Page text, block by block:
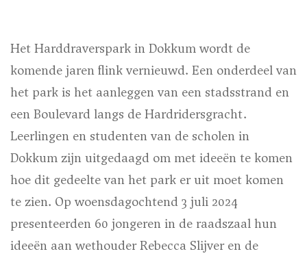
Het Harddraverspark in Dokkum wordt de
komende jaren flink vernieuwd. Een onderdeel van
het park is het aanleggen van een stadsstrand en
een Boulevard langs de Hardridersgracht.
Leerlingen en studenten van de scholen in
Dokkum zijn uitgedaagd om met ideeën te komen
hoe dit gedeelte van het park er uit moet komen
te zien. Op woensdagochtend 3 juli 2024
presenteerden 60 jongeren in de raadszaal hun
ideeën aan wethouder Rebecca Slijver en de